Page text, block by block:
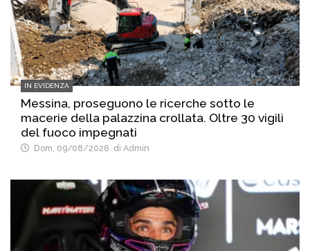
IN EVIDENZA
Messina, proseguono le ricerche sotto le
macerie della palazzina crollata. Oltre 30 vigili
del fuoco impegnati
Dom, 09/08/2026 di Admin